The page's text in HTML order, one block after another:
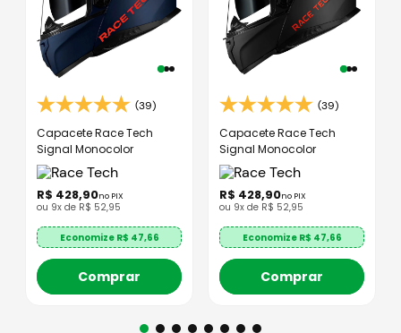
(39)
Capacete Race Tech
Signal Monocolor
R$ 428,90no PIX
ou 9x de R$ 52,95
Economize R$ 47,66
Comprar
(39)
Capacete Race Tech
Signal Monocolor
R$ 428,90no PIX
ou 9x de R$ 52,95
Economize R$ 47,66
Comprar